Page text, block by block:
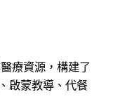
療資源，構建了
啟蒙教導、代餐